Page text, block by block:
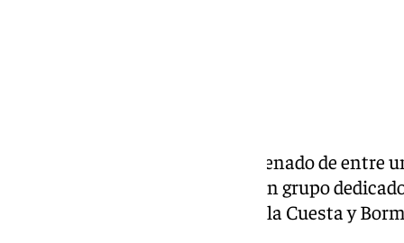
ha condenado de entre
prisión, a cuatro miembros de un grupo
desde viviendas de Castilleja de la Cuesta y